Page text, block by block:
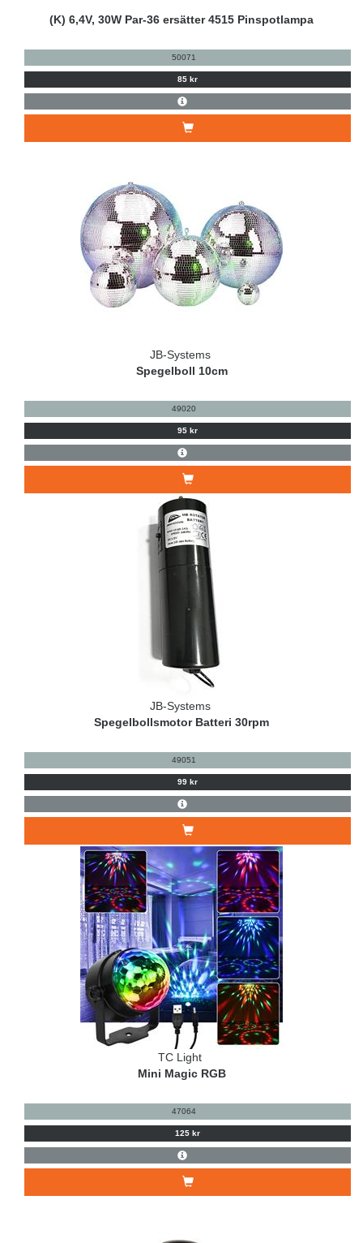
(K) 6,4V, 30W Par-36 ersätter 4515 Pinspotlampa
50071
85 kr
JB-Systems
Spegelboll 10cm
49020
95 kr
JB-Systems
Spegelbollsmotor Batteri 30rpm
49051
99 kr
TC Light
Mini Magic RGB
47064
125 kr